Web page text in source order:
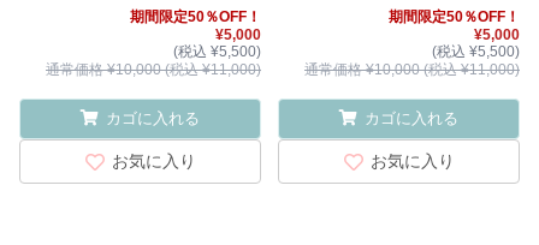
期間限定50％OFF！
¥5,000
(税込 ¥5,500)
通常価格 ¥10,000 (税込 ¥11,000)
カゴに入れる
お気に入り
期間限定50％OFF！
¥5,000
(税込 ¥5,500)
通常価格 ¥10,000 (税込 ¥11,000)
カゴに入れる
お気に入り